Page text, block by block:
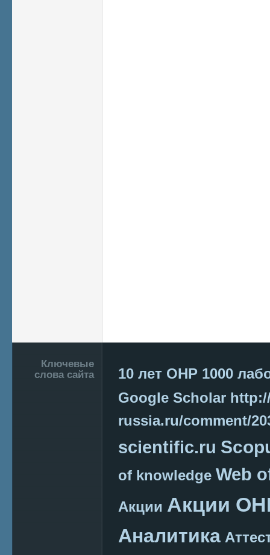
Подвал
Ключевые
слова сайта
10 лет ОНР 1000
Google Scholar
russia.ru/comment/
scientific.ru
of knowledge Web
Акции Акции
Аналитика